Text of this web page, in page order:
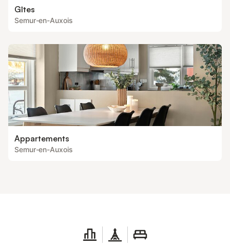
Gîtes
Semur-en-Auxois
Appartements
Semur-en-Auxois